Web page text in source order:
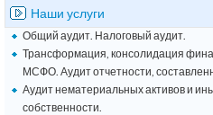
Наши услуги
Общий аудит. Налоговый аудит.
Трансформация, консолидация
МСФО. Аудит отчетности,
Аудит нематериальных активов и
собственности.